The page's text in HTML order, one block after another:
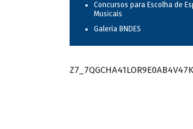
Concursos para Escolha de
Musicais
Galeria BNDES